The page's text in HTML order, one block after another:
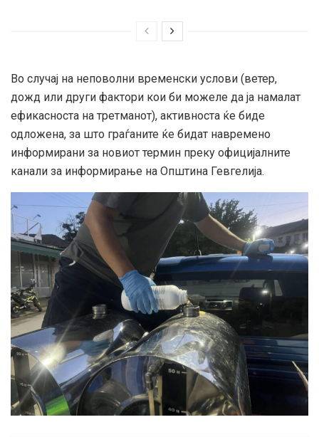
Во случај на неповолни временски услови (ветер,
дожд или други фактори кои би можеле да ја намалат
ефикасноста на третманот), активноста ќе биде
одложена, за што граѓаните ќе бидат навремено
информирани за новиот термин преку официјалните
канали за информирање на Општина Гевгелија.